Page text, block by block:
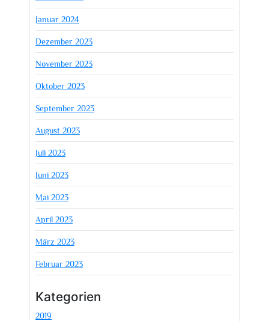
Januar 2024
Dezember 2023
November 2023
Oktober 2023
September 2023
August 2023
Juli 2023
Juni 2023
Mai 2023
April 2023
März 2023
Februar 2023
Kategorien
2019